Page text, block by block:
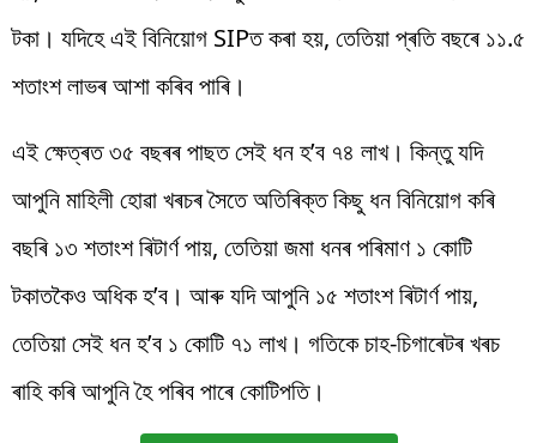
টকা। যদিহে এই বিনিয়োগ SIPতকৰা হয়, তেতিয়া প্ৰতি বছৰে ১১.৫
শতাংশ লাভৰ আশা কৰিব পাৰি।
এই ক্ষেত্ৰত ৩৫ বছৰৰ পাছত সেই ধন হ’ব ৭৪ লাখ। কিন্তু যদি
আপুনিমাহিলীহোৱাখৰচৰসৈতেঅতিৰিক্তকিছু ধন বিনিয়োগ কৰি
বছৰি ১৩ শতাংশ ৰিটাৰ্ণ পায়, তেতিয়াজমা ধনৰ পৰিমাণ ১ কোটি
টকাতকৈও অধিকহ’ব। আৰু যদি আপুনি ১৫ শতাংশ ৰিটাৰ্ণ পায়,
তেতিয়া সেই ধন হ’ব ১ কোটি ৭১ লাখ। গতিকে চাহ-চিগাৰেটৰ খৰচ
ৰাহি কৰি আপুনিহৈপৰিবপাৰেকোটিপতি।